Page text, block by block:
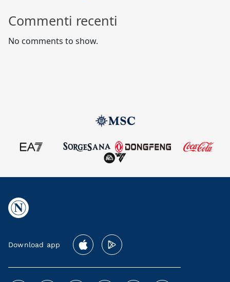
Commenti recenti
No comments to show.
Download app